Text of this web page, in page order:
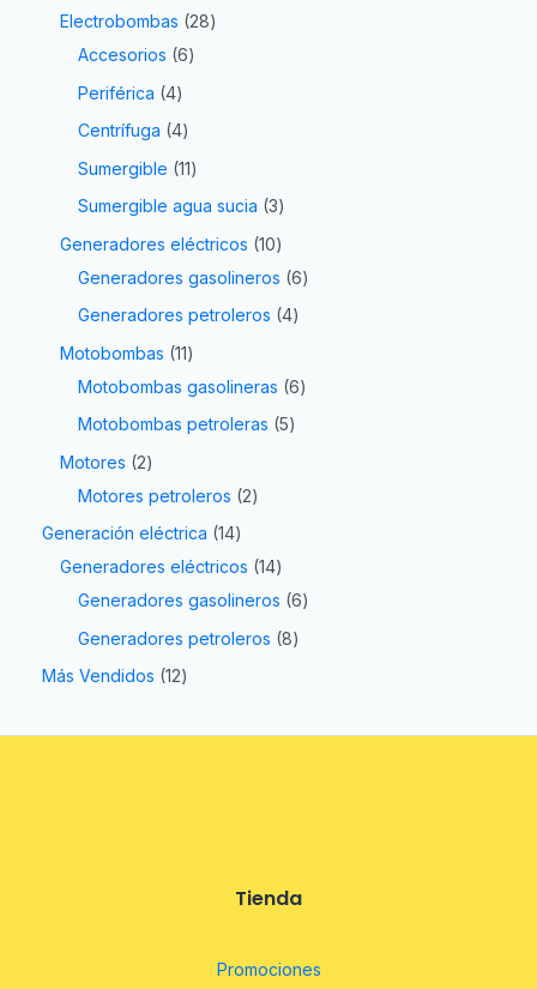
Electrobombas
28
Accesorios 6
Periférica 4
Centrífuga 4
Sumergible 11
Sumergible agua sucia 3
Generadores eléctricos 10
Generadores gasolineros 6
Generadores petroleros 4
Motobombas 11
Motobombas gasolineras 6
Motobombas petroleras 5
Motores
2
Motores petroleros
2
Generación eléctrica 14
Generadores eléctricos 14
Generadores gasolineros 6
Generadores petroleros 8
Más Vendidos 12
Tienda
Promociones